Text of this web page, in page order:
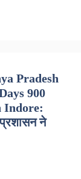
Pradesh
900
Indore:
ने